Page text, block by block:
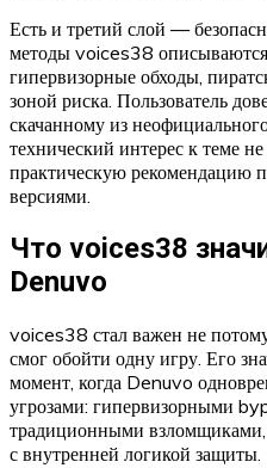
Есть и третий слой —
методы voices38
гипервизорные обходы,
зоной риска. Пользователь
скачанному из
технический интерес к теме
практическую рекомендацию
версиями.
Что voices38
Denuvo
voices38 стал важен не
смог обойти одну игру. Его
момент, когда Denuvo
угрозами: гипервизорными
традиционными взломщиками,
с внутренней логикой защиты.